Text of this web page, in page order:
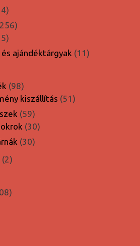
14
termék
256256
15
termék
ajándéktárgyak 1111
9898
termék
kiszállítás 5151
5959
termék
3030
3030
22
108